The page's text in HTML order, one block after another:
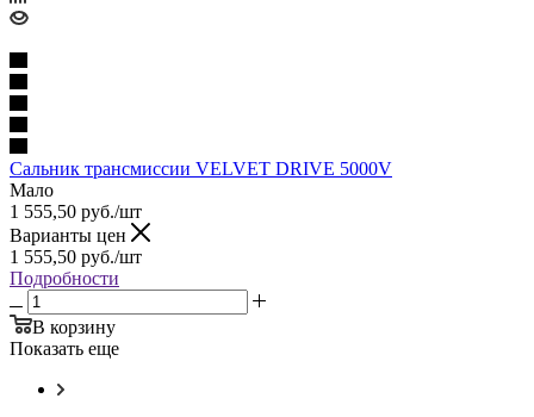
Сальник трансмиссии VELVET DRIVE 5000V
Мало
1 555,50 руб./шт
Варианты цен
1 555,50 руб./шт
Подробности
В корзину
Показать еще